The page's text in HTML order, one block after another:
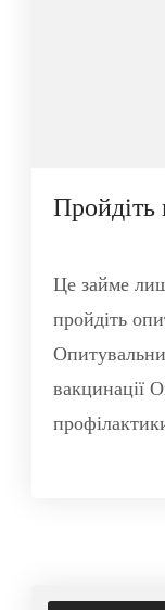
Пройдіть
Це займе
пройдіть
вакцинації